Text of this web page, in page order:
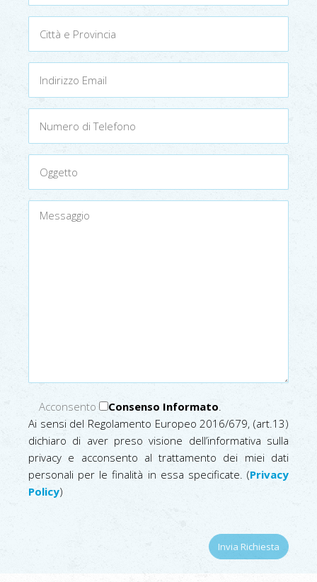
Acconsento Consenso Informato.
Ai sensi del Regolamento Europeo 2016/679, (art.13)
dichiaro di aver preso visione dell’informativa sulla
privacy e acconsento al trattamento dei miei dati
personali per le finalità in essa specificate. (Privacy
Policy)